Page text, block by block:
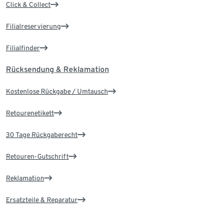
Click & Collect
Filialreservierung
Filialfinder
Rücksendung & Reklamation
Kostenlose Rückgabe / Umtausch
Retourenetikett
30 Tage Rückgaberecht
Retouren-Gutschrift
Reklamation
Ersatzteile & Reparatur